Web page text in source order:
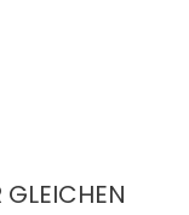
GLEICHEN